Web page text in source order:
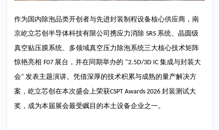
作为国内除泡品类开创者与先进封装制程设备核心供应商，南
京屹立芯创半导体科技有限公司携应力消除 SRS系统、晶圆级
真空贴压膜系统、多领域真空压力除泡系统三大核心技术矩阵
惊艳亮相 F07展台，并在同期举办的 "2.5D/3D IC集成与封装大
会"发表主题演讲。凭借深厚的技术积累与成熟的量产解决方
案，屹立芯创在本次盛会上荣获CSPT Awards 2026封装测试大
奖，成为本届展会最受瞩目的本土设备企业之一。